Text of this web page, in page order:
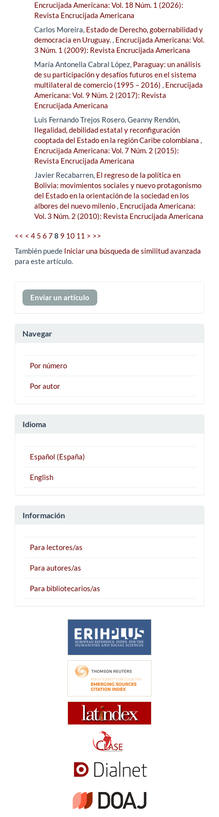
Encrucijada Americana: Vol. 18 Núm. 1 (2026):
Revista Encrucijada Americana
Carlos Moreira, Estado de Derecho, gobernabilidad y
democracia en Uruguay., Encrucijada Americana: Vol.
3 Núm. 1 (2009): Revista Encrucijada Americana
María Antonella Cabral López, Paraguay: un análisis
de su participación y desafíos futuros en el sistema
multilateral de comercio (1995 – 2016) , Encrucijada
Americana: Vol. 9 Núm. 2 (2017): Revista
Encrucijada Americana
Luis Fernando Trejos Rosero, Geanny Rendón,
Ilegalidad, debilidad estatal y reconfiguración
cooptada del Estado en la región Caribe colombiana ,
Encrucijada Americana: Vol. 7 Núm. 2 (2015):
Revista Encrucijada Americana
Javier Recabarren, El regreso de la política en
Bolivia: movimientos sociales y nuevo protagonismo
del Estado en la orientación de la sociedad en los
albores del nuevo milenio, Encrucijada Americana:
Vol. 3 Núm. 2 (2010): Revista Encrucijada Americana
<< < 4 5 6 78 9 10 11 > >>
También puede Iniciar una búsqueda de similitud avanzada
para este artículo.
Enviar
un
Enviar un artículo
Navegar
Por número
Por autor
Idioma
Español (España)
English
Información
Para lectores/as
Para autores/as
Para bibliotecarios/as